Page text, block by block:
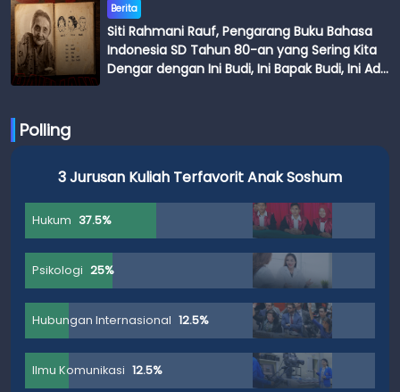
Berita
Siti Rahmani Rauf, Pengarang Buku Bahasa
Indonesia SD Tahun 80-an yang Sering Kita
Dengar dengan Ini Budi, Ini Bapak Budi, Ini Adik
Polling
3 Jurusan Kuliah Terfavorit Anak Soshum
Hukum 37.5%
Psikologi 25%
Hubungan Internasional 12.5%
Ilmu Komunikasi 12.5%